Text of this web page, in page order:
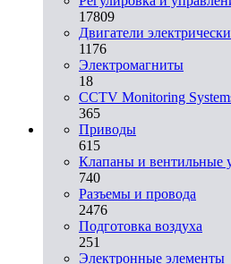
17809
Двигатели
1176
Электромагниты
18
CCTV Monitoring
365
Приводы
615
Клапаны и вентильные
740
Разъемы и провода
2476
Подготовка воздуха
251
Электронные элементы